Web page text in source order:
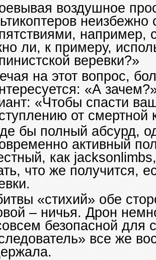
воздушное
например,
ли, к примеру,
веревки?»
на этот вопрос,
«А
«Чтобы спасти
от смертной
бы полный абсурд,
активный
как
что же получится,
«стихий» обе
– ничья. Дрон
безопасной для
все же